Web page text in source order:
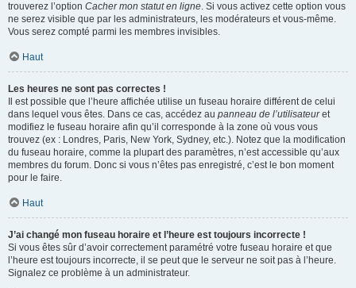
trouverez l’option Cacher mon statut en ligne. Si vous activez cette option vous
ne serez visible que par les administrateurs, les modérateurs et vous-même.
Vous serez compté parmi les membres invisibles.
Haut
Les heures ne sont pas correctes !
Il est possible que l’heure affichée utilise un fuseau horaire différent de celui
dans lequel vous êtes. Dans ce cas, accédez au panneau de l’utilisateuret
modifiez le fuseau horaire afin qu’il corresponde à la zone où vous vous
trouvez (ex : Londres, Paris, New York, Sydney, etc.). Notez que la modification
du fuseau horaire, comme la plupart des paramètres, n’est accessible qu’aux
membres du forum. Donc si vous n’êtes pas enregistré, c’est le bon moment
pour le faire.
Haut
J’ai changé mon fuseau horaire et l’heure est toujours incorrecte !
Si vous êtes sûr d’avoir correctement paramétré votre fuseau horaire et que
l’heure est toujours incorrecte, il se peut que le serveur ne soit pas à l’heure.
Signalez ce problème à un administrateur.